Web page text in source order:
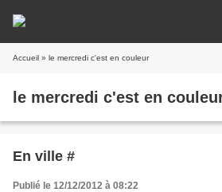
Accueil » le mercredi c'est en couleur
le mercredi c'est en
En ville #
Publié le 12/12/2012 à 08:22